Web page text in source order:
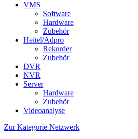
VMS
Software
Hardware
Zubehör
Heitel/Adpro
Rekorder
Zubehör
DVR
NVR
Server
Hardware
Zubehör
Videoanalyse
Zur Kategorie Netzwerk